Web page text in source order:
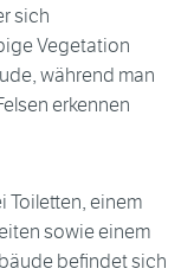
sich
Vegetation
während man
erkennen
Toiletten, einem
sowie einem
befindet sich